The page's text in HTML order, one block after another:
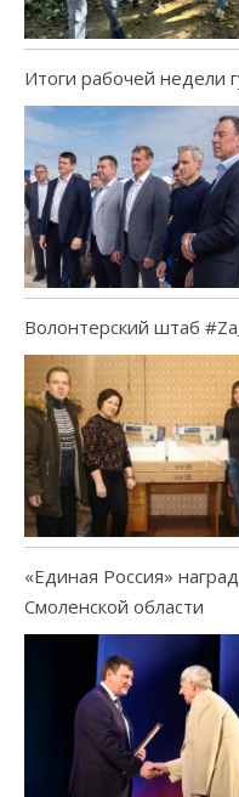
Итоги рабочей недели
Волонтерский штаб
«Единая Россия»
Смоленской области